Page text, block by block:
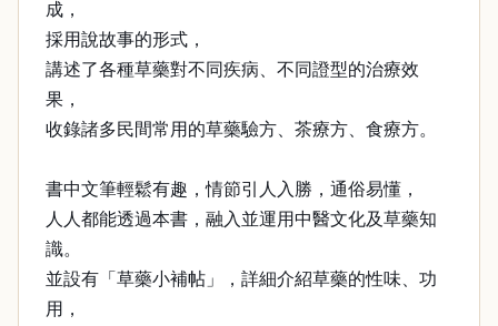
成，
採用說故事的形式，
講述了各種草藥對不同疾病、不同證型的治療效
果，
收錄諸多民間常用的草藥驗方、茶療方、食療方。
書中文筆輕鬆有趣，情節引人入勝，通俗易懂，
人人都能透過本書，融入並運用中醫文化及草藥知
識。
並設有「草藥小補帖」，詳細介紹草藥的性味、功
用，